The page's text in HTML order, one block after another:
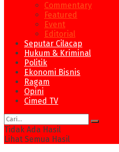
Commentary
Featured
Event
Editorial
Seputar Cilacap
Hukum & Kriminal
Politik
Ekonomi Bisnis
Ragam
Opini
Cimed TV
Tidak Ada Hasil
Lihat Semua Hasil